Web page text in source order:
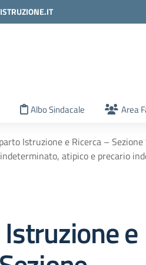
Albo Sindacale Area
Istruzione e Ricerca –
atipico e precario
e